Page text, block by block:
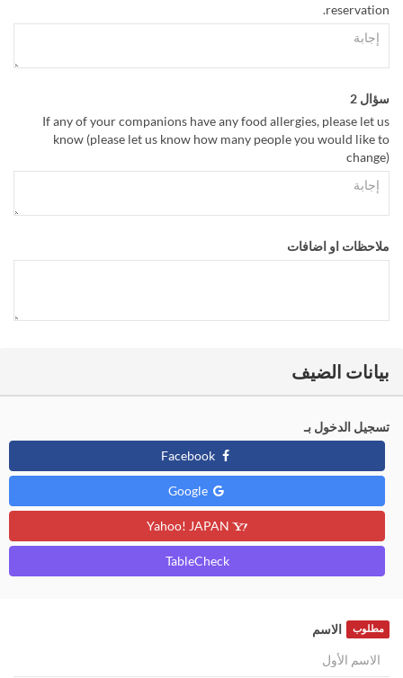
reservation.
سؤال 2
If any of your companions have any food allergies, please let us
know (please let us know how many people you would like to
change)
ملاحظات او اضافات
بيانات الضيف
تسجيل الدخول بـ
Facebook
Google
TableCheck
الاسم مطلوب